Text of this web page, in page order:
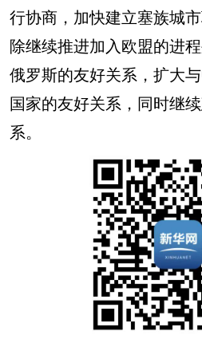
行协商，加快建立塞族城
除继续推进加入欧盟的进
俄罗斯的友好关系，扩大
国家的友好关系，同时继
系。